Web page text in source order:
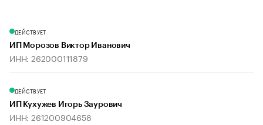
ДЕЙСТВУЕТ
ИП Морозов Виктор Иванович
ИНН: 262000111879
ДЕЙСТВУЕТ
ИП Кухужев Игорь Заурович
ИНН: 261200904658